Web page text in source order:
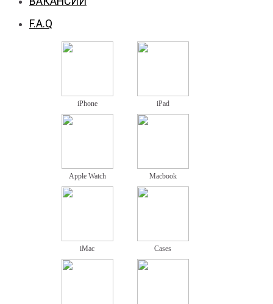
F.A.Q
iPhone iPad
Apple Watch Macbook
iMac Cases